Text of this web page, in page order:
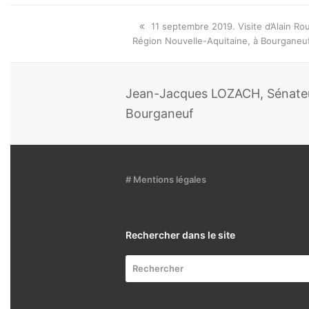
Onglet
précédent:
11 septembre 2019. Visite d’Alain
Région Nouvelle-Aquitaine, à
Jean-Jacques LOZACH,
Bourganeuf
# Mentions légales
Rechercher dans le site